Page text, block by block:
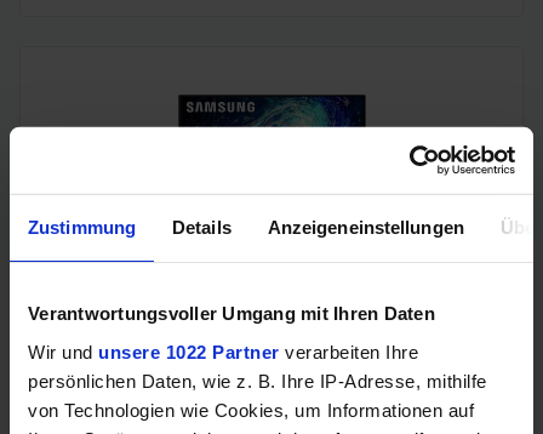
Zustimmung Details Anzeigeneinstellungen
Verantwortungsvoller Umgang mit Ihren Daten
Wir und unsere 1022 Partner verarbeiten Ihre
persönlichen Daten, wie z. B. Ihre IP-Adresse, mithilfe
von Technologien wie Cookies, um Informationen auf
FreeSync Premium, 99% DCI-P3)